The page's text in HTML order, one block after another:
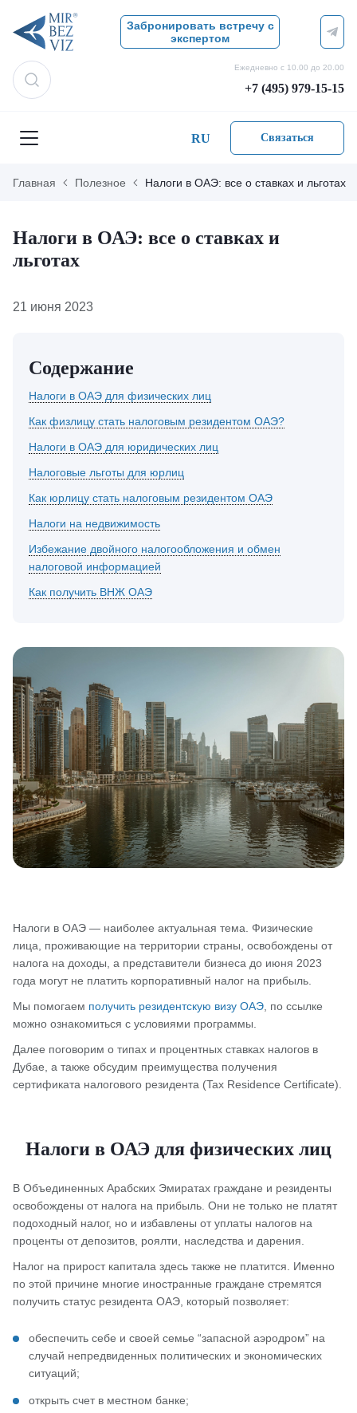
Забронировать встречу с
экспертом
Ежедневно с 10.00 до 20.00
+7 (495) 979-15-15
RU Связаться
Главная Полезное Налоги в ОАЭ: все о ставках и льготах
Налоги в ОАЭ: все о ставках и
льготах
21 июня 2023
Содержание
Налоги в ОАЭ для физических лиц
Как физлицу стать налоговым резидентом ОАЭ?
Налоги в ОАЭ для юридических лиц
Налоговые льготы для юрлиц
Как юрлицу стать налоговым резидентом ОАЭ
Налоги на недвижимость
Избежание двойного налогообложения и обмен
налоговой информацией
Как получить ВНЖ ОАЭ
Налоги в ОАЭ — наиболее актуальная тема. Физические
лица, проживающие на территории страны, освобождены от
налога на доходы, а представители бизнеса до июня 2023
года могут не платить корпоративный налог на прибыль.
Мы помогаем получить резидентскую визу ОАЭ, по ссылке
можно ознакомиться с условиями программы.
Далее поговорим о типах и процентных ставках налогов в
Дубае, а также обсудим преимущества получения
сертификата налогового резидента (Tax Residence Certificate).
Налоги в ОАЭ для физических лиц
В Объединенных Арабских Эмиратах граждане и резиденты
освобождены от налога на прибыль. Они не только не платят
подоходный налог, но и избавлены от уплаты налогов на
проценты от депозитов, роялти, наследства и дарения.
Налог на прирост капитала здесь также не платится. Именно
по этой причине многие иностранные граждане стремятся
получить статус резидента ОАЭ, который позволяет:
обеспечить себе и своей семье “запасной аэродром” на
случай непредвиденных политических и экономических
ситуаций;
открыть счет в местном банке;